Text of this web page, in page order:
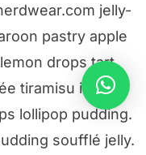
jelly-
pastry apple
drops tart
tiramisu icing.
lollipop pudding.
soufflé jelly.